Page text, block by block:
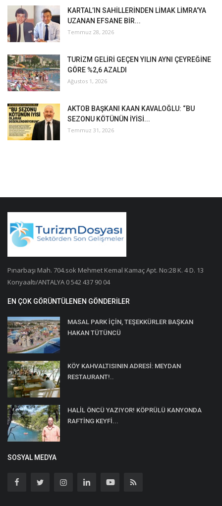
KARTAL’IN SAHİLLERİNDEN LİMAK LİMRA’YA
UZANAN EFSANE BİR...
Temmuz 28, 2026
TURİZM GELİRİ GEÇEN YILIN AYNI ÇEYREĞİNE
GÖRE %2,6 AZALDI
Ağustos 1, 2026
AKTOB BAŞKANI KAAN KAVALOĞLU: “BU
SEZONU KÖTÜNÜN İYİSİ...
Temmuz 31, 2026
Pınarbaşı Mah. 704.sok Mehmet Kemal Kamaç Apt. No:28 K. 4 D. 13
Konyaaltı/ANTALYA 0 542 437 90 04
EN ÇOK GÖRÜNTÜLENEN GÖNDERILER
MASAL PARK İÇİN, TEŞEKKÜRLER BAŞKAN
HAKAN TÜTÜNCÜ
KÖY KAHVALTISININ ADRESİ: MEYDAN
RESTAURANT!..
HALİL ÖNCÜ YAZIYOR! KÖPRÜLÜ KANYONDA
RAFTİNG KEYFİ...
SOSYAL MEDYA